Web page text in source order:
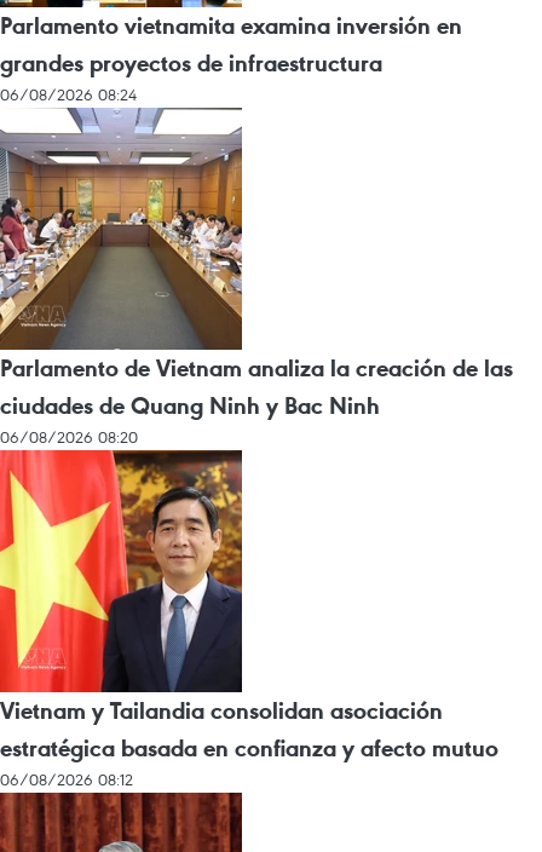
Parlamento vietnamita examina inversión en
grandes proyectos de infraestructura
06/08/2026 08:24
Parlamento de Vietnam analiza la creación de las
ciudades de Quang Ninh y Bac Ninh
06/08/2026 08:20
Vietnam y Tailandia consolidan asociación
estratégica basada en confianza y afecto mutuo
06/08/2026 08:12